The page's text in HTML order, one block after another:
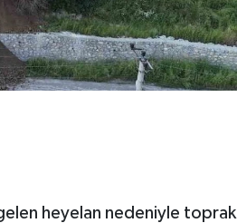
heyelan nedeniyle toprak